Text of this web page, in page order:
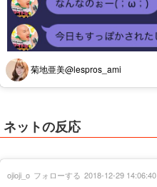
菊地亜美@lespros_ami
ネットの反応
ojioji_o フォローする 2018-12-29 14:06:40